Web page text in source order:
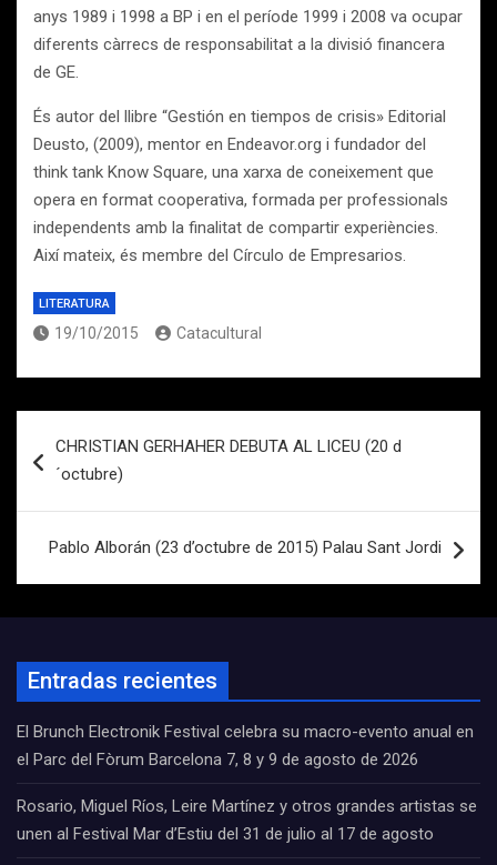
anys 1989 i 1998 a BP i en el període 1999 i 2008 va ocupar
diferents càrrecs de responsabilitat a la divisió financera
de GE.
És autor del llibre “Gestión en tiempos de crisis» Editorial
Deusto, (2009), mentor en Endeavor.org i fundador del
think tank Know Square, una xarxa de coneixement que
opera en format cooperativa, formada per professionals
independents amb la finalitat de compartir experiències.
Així mateix, és membre del Círculo de Empresarios.
LITERATURA
19/10/2015 Catacultural
de
CHRISTIAN GERHAHER DEBUTA AL LICEU (20 d
´octubre)
Pablo Alborán (23 d’octubre de 2015) Palau Sant Jordi
Entradas recientes
El Brunch Electronik Festival celebra su macro-evento anual en
el Parc del Fòrum Barcelona 7, 8 y 9 de agosto de 2026
Rosario, Miguel Ríos, Leire Martínez y otros grandes artistas se
unen al Festival Mar d’Estiu del 31 de julio al 17 de agosto